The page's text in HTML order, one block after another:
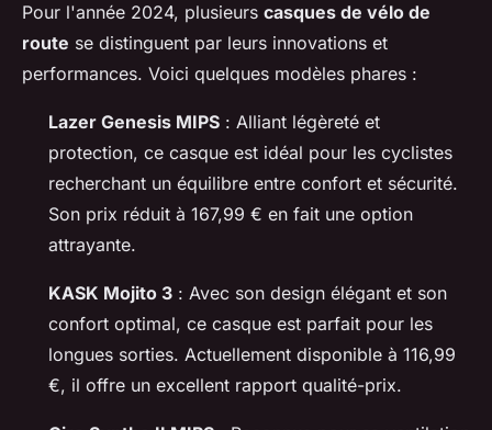
Pour l'année 2024, plusieurs casques de vélo de
route se distinguent par leurs innovations et
performances. Voici quelques modèles phares :
Lazer Genesis MIPS : Alliant légèreté et
protection, ce casque est idéal pour les cyclistes
recherchant un équilibre entre confort et sécurité.
Son prix réduit à 167,99 € en fait une option
attrayante.
KASK Mojito 3 : Avec son design élégant et son
confort optimal, ce casque est parfait pour les
longues sorties. Actuellement disponible à 116,99
€, il offre un excellent rapport qualité-prix.